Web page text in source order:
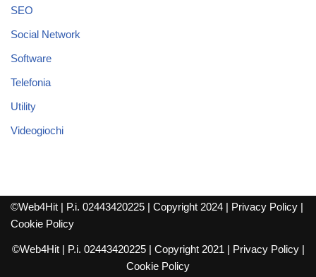
SEO
Social Network
Software
Telefonia
Utility
Videogiochi
©Web4Hit | P.i. 02443420225 | Copyright 2024 | Privacy Policy |
Cookie Policy
©Web4Hit | P.i. 02443420225 | Copyright 2021 | Privacy Policy|
Cookie Policy